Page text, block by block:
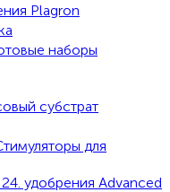
Plagron
наборы
субстрат
для
24. удобрения Advanced